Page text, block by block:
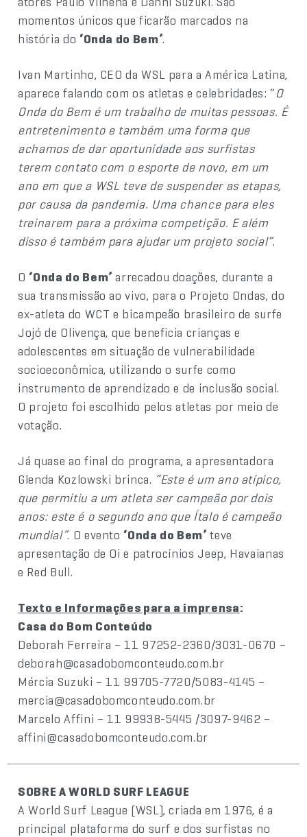
momentos únicos que ficarão marcados na
história do ‘Onda do Bem’.
Ivan Martinho, CEO da WSL para a América Latina,
aparece falando com os atletas e celebridades: “O
Onda do Bem é um trabalho de muitas pessoas. É
entretenimento e também uma forma que
achamos de dar oportunidade aos surfistas
terem contato com o esporte de novo, em um
ano em que a WSL teve de suspender as etapas,
por causa da pandemia. Uma chance para eles
treinarem para a próxima competição. E além
disso é também para ajudar um projeto social”.
O ‘Onda do Bem’ arrecadou doações, durante a
sua transmissão ao vivo, para o Projeto Ondas, do
ex-atleta do WCT e bicampeão brasileiro de surfe
Jojó de Olivença, que beneficia crianças e
adolescentes em situação de vulnerabilidade
socioeconômica, utilizando o surfe como
instrumento de aprendizado e de inclusão social.
O projeto foi escolhido pelos atletas por meio de
votação.
Já quase ao final do programa, a apresentadora
Glenda Kozlowski brinca. “Este é um ano atípico,
que permitiu a um atleta ser campeão por dois
anos: este é o segundo ano que Ítalo é campeão
mundial”. O evento ‘Onda do Bem’ teve
apresentação de Oi e patrocínios Jeep, Havaianas
e Red Bull.
Texto e Informações para a imprensa:
Casa do Bom Conteúdo
Deborah Ferreira – 11 97252-2360/3031-0670 –
deborah@casadobomconteudo.com.br
Mércia Suzuki – 11 99705-7720/5083-4145 –
mercia@casadobomconteudo.com.br
Marcelo Affini – 11 99938-5445 /3097-9462 –
affini@casadobomconteudo.com.br
SOBRE A WORLD SURF LEAGUE
A World Surf League (WSL), criada em 1976, é a
principal plataforma do surf e dos surfistas no